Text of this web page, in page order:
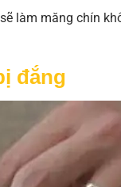
làm măng chín
đắng